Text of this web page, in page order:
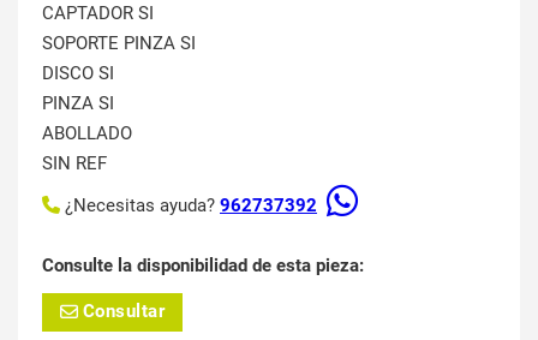
CAPTADOR SI
SOPORTE PINZA SI
DISCO SI
PINZA SI
ABOLLADO
SIN REF
¿Necesitas ayuda? 962737392
Consulte la disponibilidad de esta pieza:
Consultar